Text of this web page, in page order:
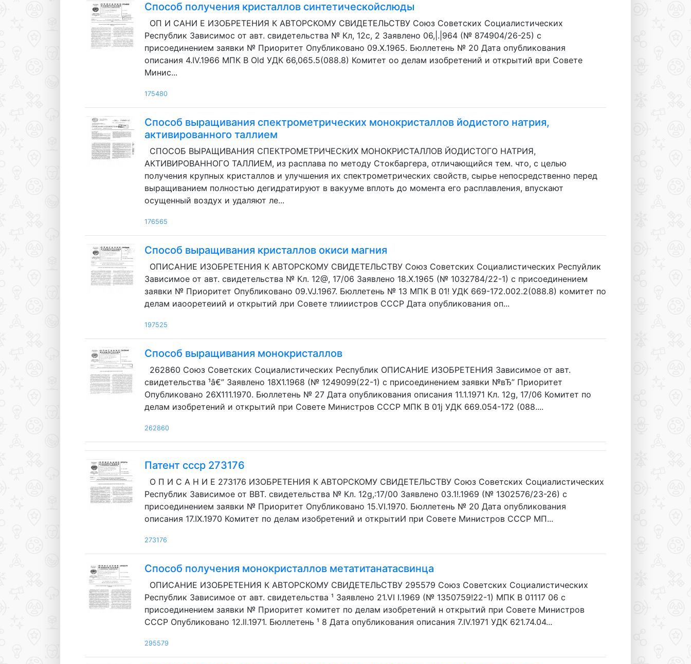
Способ получения кристаллов синтетическойслюды
ОП И САНИ Е ИЗОБРЕТЕНИЯ К АВТОРСКОМУ СВИДЕТЕЛЬСТВУ Союз Советских Социалистических
Республик Зависимос от авт. свидетельства № Кл, 12с, 2 Заявлено 06,|.|964 (№ 874904/26-25) с
присоединением заявки № Приоритет Опубликовано 09.Х.1965. Бюллетень № 20 Дата опубликования
описания 4.IV.1966 МПК В Old УДК 66,065.5(088.8) Комитет оо делам изобретений и открытий ври Совете
Минис...
175480
Способ выращивания спектрометрических монокристаллов йодистого натрия,
активированного таллием
СПОСОБ ВЫРАЩИВАНИЯ СПЕКТРОМЕТРИЧЕСКИХ МОНОКРИСТАЛЛОВ ЙОДИСТОГО НАТРИЯ,
АКТИВИРОВАННОГО ТАЛЛИЕМ, из расплава по методу Стокбаргера, отличающийся тем. что, с целью
получения крупных кристаллов и улучшения их спектрометрических свойств, сырье непосредственно перед
выращиванием полностью дегидратируют в вакууме вплоть до момента его расплавления, впускают
осущенный воздух и удаляют ле...
176565
Способ выращивания кристаллов окиси магния
ОПИСАНИЕ ИЗОБРЕТЕНИЯ К АВТОРСКОМУ СВИДЕТЕЛЬСТВУ Союз Советских Социалистических Респуйлик
Зависимое от авт. свидетельства № Кл. 12@, 17/06 Заявлено 18.Х.1965 (№ 1032784/22-1) с присоединением
заявки № Приоритет Опубликовано 09.VJ.1967. Бюллетень № 13 МПК В 01! УДК 669-172.002.2(088.8) комитет по
делам иаооретеиий и открытий лри Совете тлииистров СССР Дата опубликования оп...
197525
Способ выращивания монокристаллов
262860 Союз Советских Социалистических Республик ОПИСАНИЕ ИЗОБРЕТЕНИЯ Зависимое от авт.
свидетельства ¹â€” Заявлено 18Х1.1968 (№ 1249099(22-1) с присоединением заявки №вЂ” Приоритет
Опубликовано 26Х111.1970. Бюллетень № 27 Дата опубликования описания 11.1.1971 Кл. 12g, 17/06 Комитет по
делам изобретений и открытий при Совете Министров СССР МПК В 01j УДК 669.054-172 (088....
262860
Патент ссср 273176
О П И С А Н И Е 273176 ИЗОБРЕТЕНИЯ К АВТОРСКОМУ СВИДЕТЕЛЬСТВУ Союз Советских Социалистических
Республик Зависимое от BBT. свидетельства № Кл. 12g,:17/00 Заявлено 03.1!.1969 (№ 1302576/23-26) с
присоединением заявки № Приоритет Опубликовано 15.VI.1970. Бюллетень № 20 Дата опубликования
описания 17.IX.1970 Комитет по делам изобретений и открытиИ при Совете Министров СССР МП...
273176
Способ получения монокристаллов метатитанатасвинца
ОПИСАНИЕ ИЗОБРЕТЕНИЯ К АВТОРСКОМУ СВИДЕТЕЛЬСТВУ 295579 Союз Советских Социалистических
Республик Зависимое от авт. свидетельства ¹ Заявлено 21.VI I.1969 (№ 1350759!22-1) МПК В 01117 06 с
присоединением заявки № Приоритет комитет по делам изобретений н открытий при Совете Министров
СССР Опубликовано 12.ll.1971. Бюллетень ¹ 8 Дата опубликования описания 7.IV.1971 УДК 621.74.04...
295579